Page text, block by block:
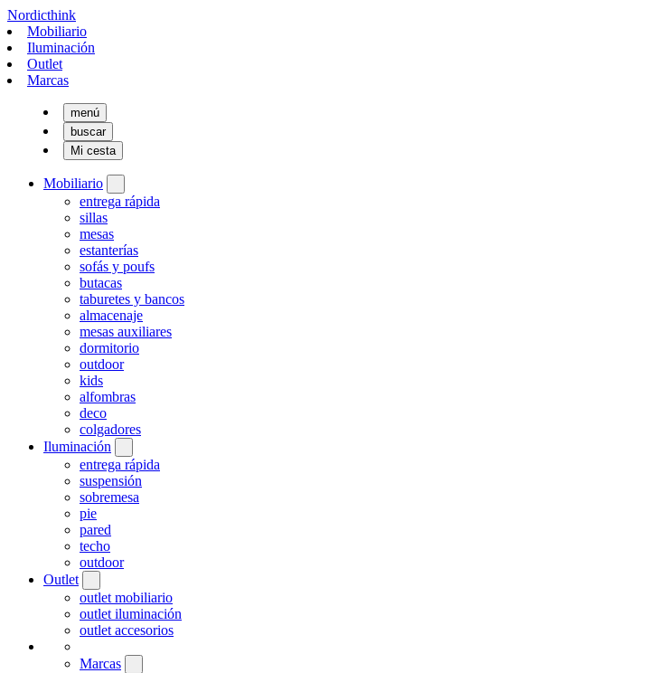
Nordicthink
Mobiliario
Iluminación
Outlet
Marcas
menú
buscar
Mi cesta
Mobiliario
entrega rápida
sillas
mesas
estanterías
sofás y poufs
butacas
taburetes y bancos
almacenaje
mesas auxiliares
dormitorio
outdoor
kids
alfombras
deco
colgadores
Iluminación
entrega rápida
suspensión
sobremesa
pie
pared
techo
outdoor
Outlet
outlet mobiliario
outlet iluminación
outlet accesorios
Marcas